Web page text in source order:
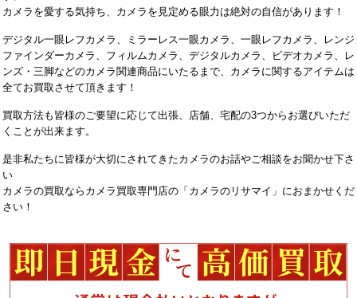
カメラを愛する気持ち、カメラを見定める眼力は絶対の自信があります！
デジタル一眼レフカメラ、ミラーレス一眼カメラ、一眼レフカメラ、レンジ
ファインダーカメラ、フィルムカメラ、デジタルカメラ、ビデオカメラ、レ
ンズ・三脚などのカメラ関連商品にいたるまで、カメラに関するアイテムは
全てお買取させて頂きます！
買取方法も皆様のご要望に応じて出張、店舗、宅配の3つからお選びいただ
くことが出来ます。
是非私たちに皆様が大切にされてきたカメラのお話やご相談をお聞かせ下さ
い
カメラの買取ならカメラ買取専門店の「カメラのリサマイ」におまかせくだ
さい！